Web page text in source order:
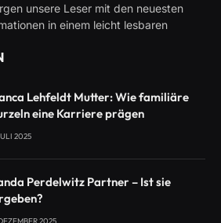
unsere Leser mit den neuesten
in einem leicht lesbaren
Lehfeldt Mutter: Wie familiäre
eine Karriere prägen
2025
Perdelwitz Partner – Ist sie